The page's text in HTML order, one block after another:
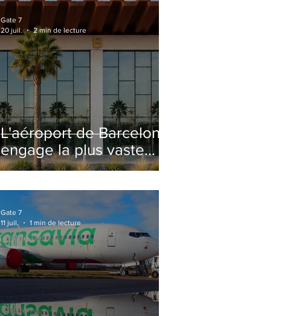
L'aéroport de Barcelone
engage la plus vaste
rénovation de son
ouverture
Gate 7
20 juil.
2 min de lecture
Gate 7
11 juil.
1 min de lecture